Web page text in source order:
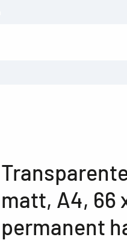
matt, A4, 66
permanent